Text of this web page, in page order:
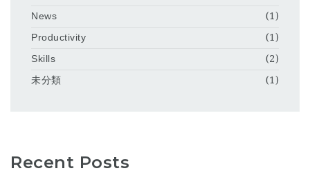
News
(1)
Productivity
(1)
Skills
(2)
未分類
(1)
Recent Posts